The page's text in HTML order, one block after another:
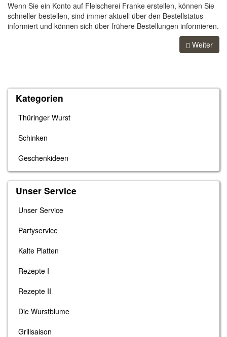
Wenn Sie ein Konto auf Fleischerei Franke erstellen, können Sie
schneller bestellen, sind immer aktuell über den Bestellstatus
informiert und können sich über frühere Bestellungen informieren.
Weiter
Kategorien
Thüringer Wurst
Schinken
Geschenkideen
Unser Service
Unser Service
Partyservice
Kalte Platten
Rezepte I
Rezepte II
Die Wurstblume
Grillsaison